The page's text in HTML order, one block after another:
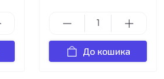
До кошика